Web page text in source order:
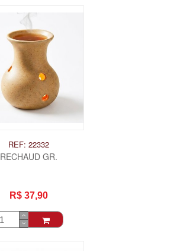
REF: 22332
RECHAUD GR.
R$ 37,90